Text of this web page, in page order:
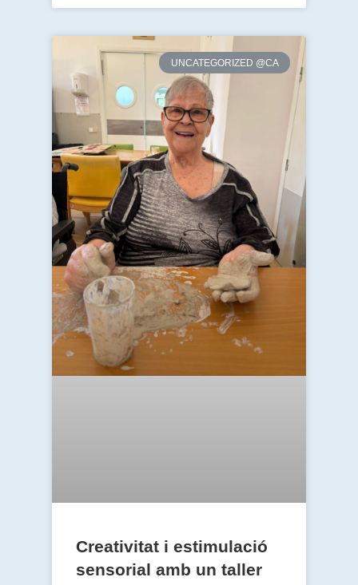
UNCATEGORIZED @CA
Creativitat i estimulació
sensorial amb un taller